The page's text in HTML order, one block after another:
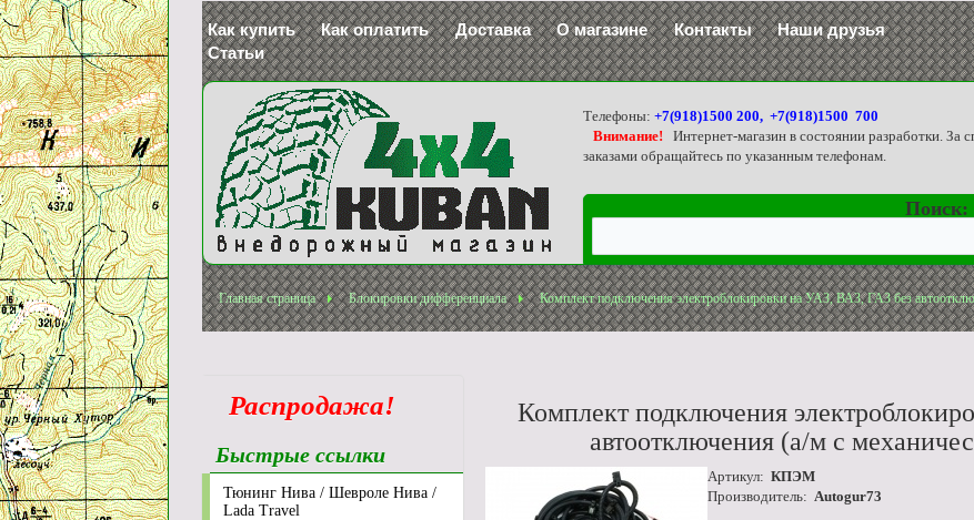
Как купить Как оплатить Доставка О магазине Контакты
Наши друзья
Статьи
Телефоны:+7(918)1500 200, +7(918)1500 700
Внимание!
Интернет-магазин в состоянии разработки. За
заказами обращайтесь по указанным телефонам.
Поиск:
Главная страница Блокировки дифференциала Комплект подключения электроблокировки на УАЗ, ВАЗ, ГАЗ без
Комплект подключения
автоотключения (а/м с
Артикул: КПЭМ
Производитель: Autogur73
Распродажа!
Быстрые ссылки
Тюнинг Нива / Шевроле Нива /
Lada Travel